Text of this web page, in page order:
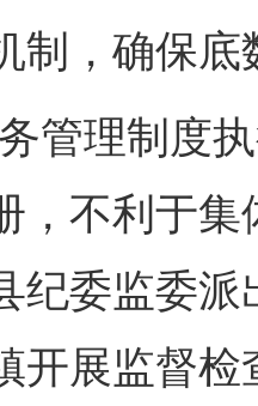
制，确保
理制度执
，不利于
纪委监委派
开展监督